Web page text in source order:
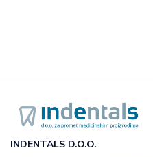
INDENTALS D.O.O.